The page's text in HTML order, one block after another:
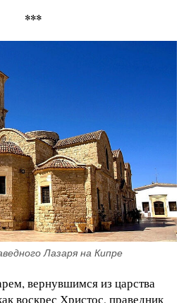
***
Лазаря на Кипре
вернувшимся из царства
воскрес Христос, праведник